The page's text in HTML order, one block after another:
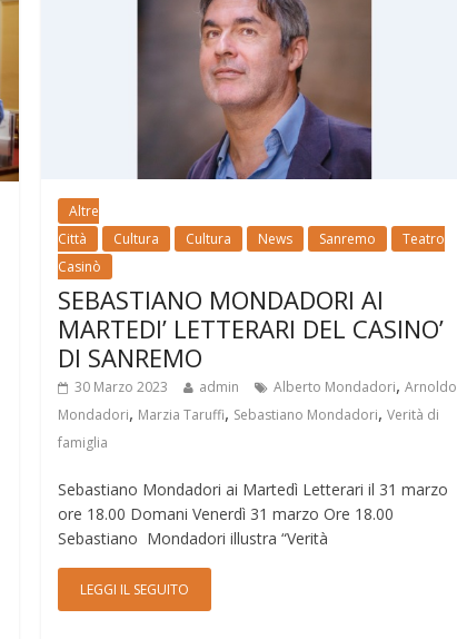
Altre
Città
Cultura Cultura News Sanremo
Teatro
Casinò
SEBASTIANO MONDADORI AI
MARTEDI’ LETTERARI DEL CASINO’
DI SANREMO
30 Marzo 2023 admin Alberto Mondadori,Arnoldo
Mondadori, Marzia Taruffi, Sebastiano Mondadori,Verità di
famiglia
Sebastiano Mondadori ai Martedì Letterari il 31 marzo
ore 18.00 Domani Venerdì 31 marzo Ore 18.00
Sebastiano Mondadori illustra “Verità
LEGGI IL SEGUITO